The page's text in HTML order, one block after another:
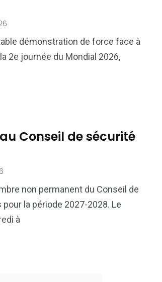
démonstration de force face à
2e journée du Mondial 2026,
Conseil de sécurité
non permanent du Conseil de
la période 2027-2028. Le
à